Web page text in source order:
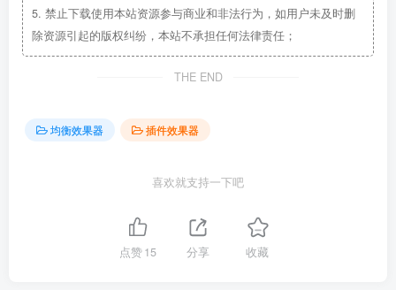
5. 禁止下载使用本站资源参与商业和非法行为，如用户未及时删
除资源引起的版权纠纷，本站不承担任何法律责任；
THE END
均衡效果器 插件效果器
喜欢就支持一下吧
点赞15 分享 收藏